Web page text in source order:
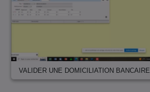
VALIDER UNE DOMICILIATION BANCAIRE